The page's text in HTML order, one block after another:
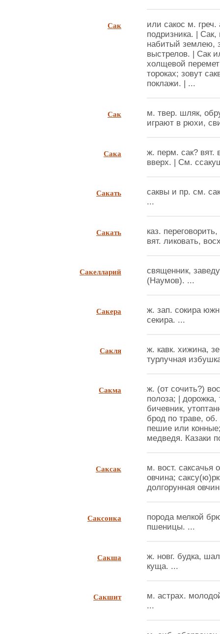
Сак
или сакос м. греч.
подризника. |
набитый землею,
выстрелов. | Сак
холщевой
тороках; зовут
поклажи. | ...
Сак
м. твер. шляк,
играют в рюхи,
Сака
ж. перм. сак? вят.
вверх. | См.
Сакать
саквы и пр. см.
...
Сакать
каз.
вят. ликовать,
Сакелларий
священник,
(Наумов). ...
Сакера
ж. зап. сокира
секира. ...
Сакля
ж. кавк. хижина,
турлучная
Сакма
ж. (от сочить?)
полоза; | дорожка,
бичевник,
брод по траве,
пешие или
медведя. Казаки
Саксак
м. вост. саксачья
овчина;
долгорунная
Саксонка
порода мелкой
пшеницы. ...
Сакша
ж. новг. будка,
куща. ...
Сакшит
м. астрах.
...